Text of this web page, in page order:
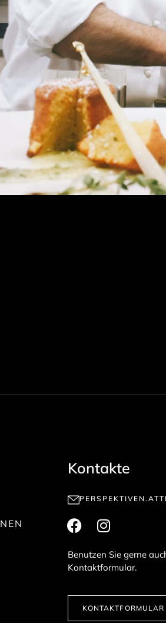
Kontakte
Benutzen Sie gerne
Kontaktformular.
KONTAKTFORMULAR